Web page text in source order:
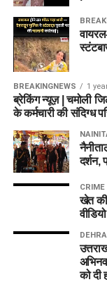
BREAKINGNEWS 1
ब्रेकिंग न्यूज़ | चमोली
के कर्मचारी की संदिग्ध
दर्शन,
CRIME
खेत की
को दी